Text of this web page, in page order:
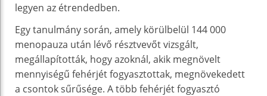
legyen az étrendedben.
Egy tanulmány során, amely körülbelül 144 000
menopauza után lévő résztvevőt vizsgált,
megállapították, hogy azoknál, akik megnövelt
mennyiségű fehérjét fogyasztottak, megnövekedett
a csontok sűrűsége. A több fehérjét fogyasztó